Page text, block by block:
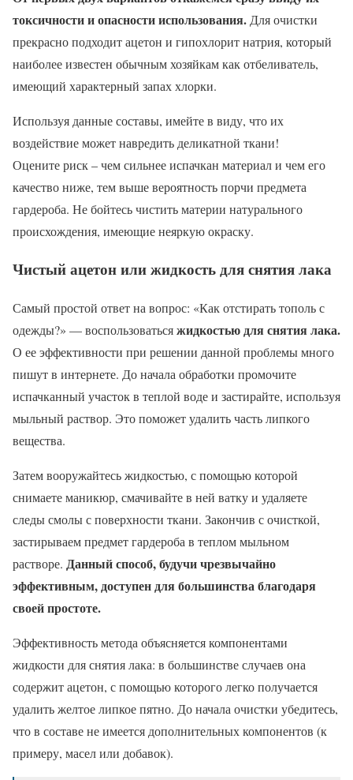
токсичности и опасности использования. Для очистки
прекрасно подходит ацетон и гипохлорит натрия, который
наиболее известен обычным хозяйкам как отбеливатель,
имеющий характерный запах хлорки.
Используя данные составы, имейте в виду, что их
воздействие может навредить деликатной ткани!
Оцените риск – чем сильнее испачкан материал и чем его
качество ниже, тем выше вероятность порчи предмета
гардероба. Не бойтесь чистить материи натурального
происхождения, имеющие неяркую окраску.
Чистый ацетон или жидкость для снятия лака
Самый простой ответ на вопрос: «Как отстирать тополь с
одежды?» — воспользоватьсяжидкостью для снятия лака.
О ее эффективности при решении данной проблемы много
пишут в интернете. До начала обработки промочите
испачканный участок в теплой воде и застирайте, используя
мыльный раствор. Это поможет удалить часть липкого
вещества.
Затем вооружайтесь жидкостью, с помощью которой
снимаете маникюр, смачивайте в ней ватку и удаляете
следы смолы с поверхности ткани. Закончив с очисткой,
застирываем предмет гардероба в теплом мыльном
растворе. Данный способ, будучи чрезвычайно
эффективным, доступен для большинства благодаря
своей простоте.
Эффективность метода объясняется компонентами
жидкости для снятия лака: в большинстве случаев она
содержит ацетон, с помощью которого легко получается
удалить желтое липкое пятно. До начала очистки убедитесь,
что в составе не имеется дополнительных компонентов (к
примеру, масел или добавок).